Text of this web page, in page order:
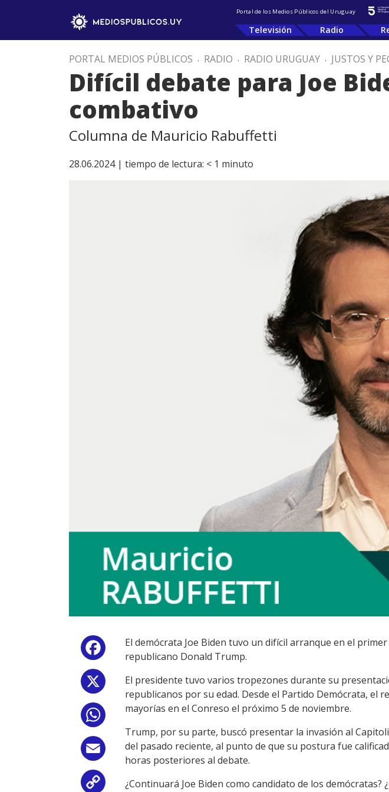
Portal de los Medios Públicos del Uruguay
Televisión Radio
PORTAL MEDIOS PÚBLICOS . RADIO . RADIO URUGUAY . JUSTOS Y
Difícil debate para Joe
combativo
Columna de Mauricio Rabuffetti
28.06.2024 | tiempo de lectura: < 1 minuto
Facebook
WhatsApp
Email
Copy
El demócrata Joe Biden tuvo un difícil arranque en el
republicano Donald Trump.
El presidente tuvo varios tropezones durante su
republicanos por su edad. Desde el Partido Demócrata, el
mayorías en el Conreso el próximo 5 de noviembre.
Trump, por su parte, buscó presentar la invasión al
del pasado reciente, al punto de que su postura fue
horas posteriores al debate.
¿Continuará Joe Biden como candidato de los